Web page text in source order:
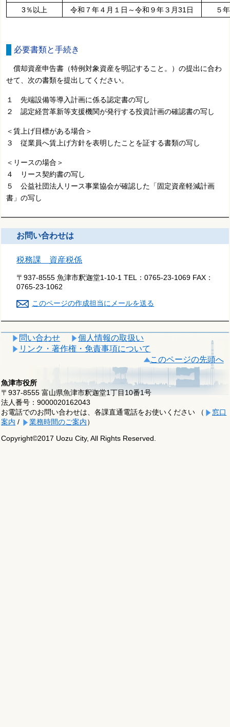
3％以上
令和７年４月１日～令和９年３月31日 ５
必要書類と手続き
償却資産申告書（特例対象資産を明記すること。）の提出に合わ
せて、次の書類を提出してください。
１ 先端設備等導入計画に係る認定書の写し
２ 認定経営革新等支援機関が発行する投資計画の確認書の写し
＜賃上げ目標がある場合＞
３ 従業員へ賃上げ方針を表明したことを証する書類の写し
＜リースの場合＞
４ リース契約書の写し
５ 公益社団法人リース事業協会が確認した「固定資産軽減計画
書」の写し
お問い合わせは
税務課 資産税係
〒937-8555 魚津市釈迦堂1-10-1 TEL：0765-23-1069 FAX：
0765-23-1062
このページの作成担当にメールを送る
問い合わせ
個人情報の取扱い
リンク・著作権・免責事項について
このページの先頭へ
魚津市役所
〒937-8555 富山県魚津市釈迦堂1丁目10番1号
法人番号：9000020162043
お電話でのお問い合わせは、各課直通電話をお使いください （
窓口
案内 / 業務時間のご案内）
Copyright©2017 Uozu City, All Rights Reserved.